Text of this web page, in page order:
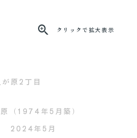
クリックで拡大表示
原2丁目
（1974年5月築）
2024年5月